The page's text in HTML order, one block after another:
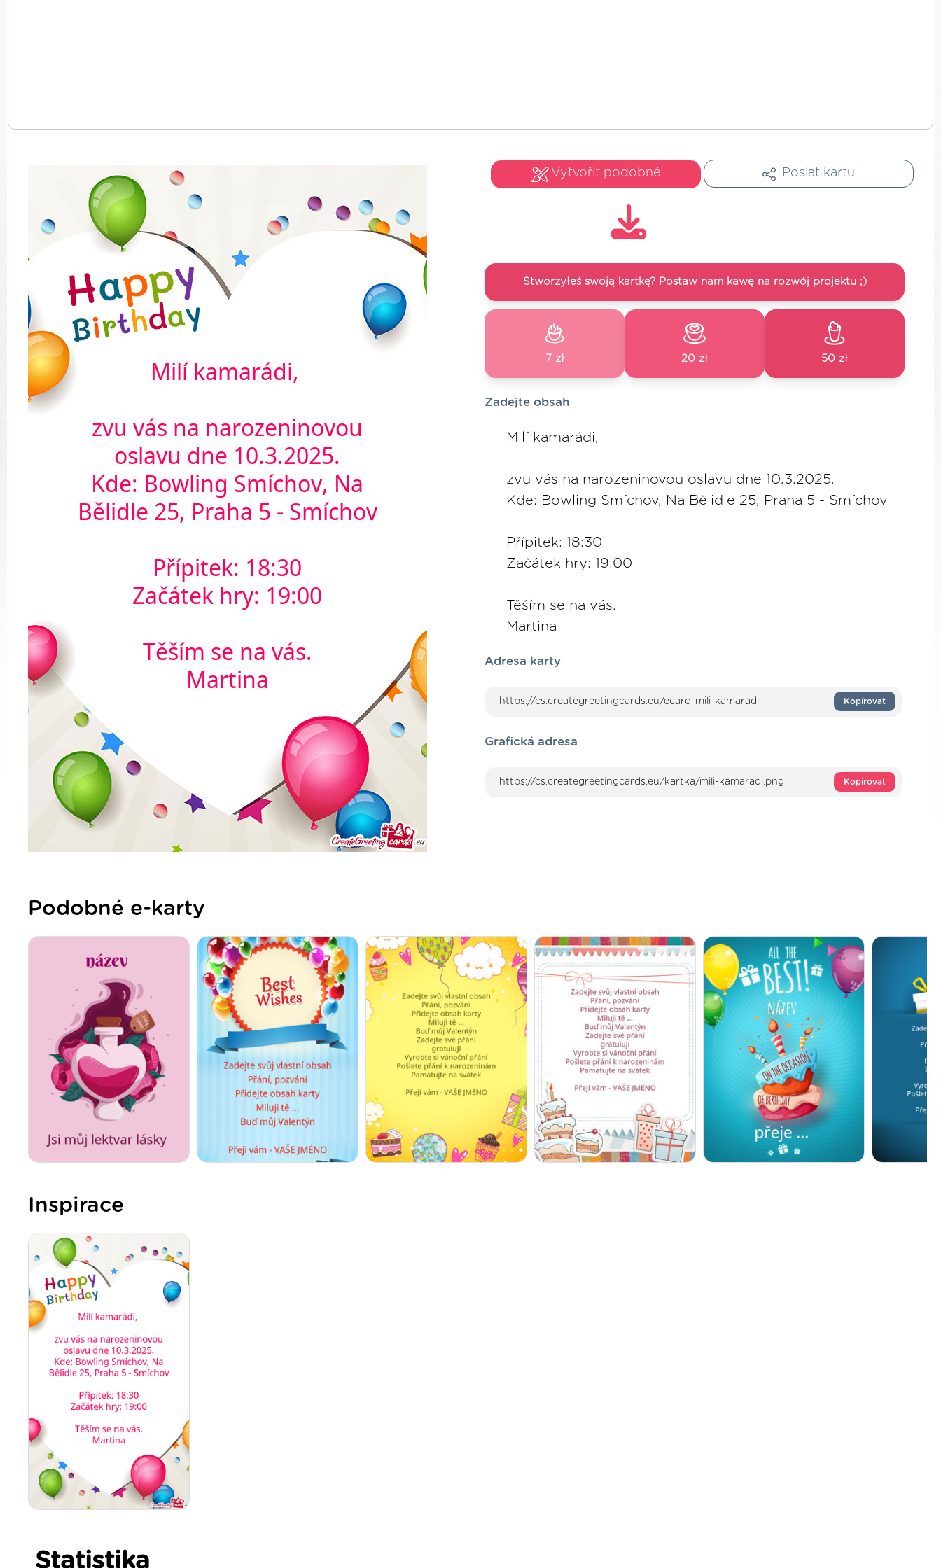
Vytvořit podobné Poslat kartu
Stworzyłeś swoją kartkę? Postaw nam kawę na rozwój projektu ;)
7 zł 20 zł 50 zł
Zadejte obsah
Milí kamarádi,
zvu vás na narozeninovou oslavu dne 10.3.2025.
Kde: Bowling Smíchov, Na Bělidle 25, Praha 5 - Smíchov
Přípitek: 18:30
Začátek hry: 19:00
Těším se na vás.
Martina
Adresa karty
Kopírovat
Grafická adresa
Kopírovat
Podobné e-karty
Inspirace
Statistika